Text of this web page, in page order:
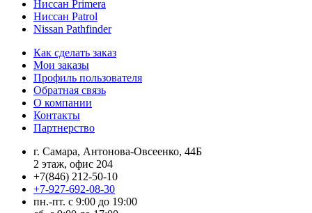
Ниссан Primera
Ниссан Patrol
Nissan Pathfinder
Как сделать заказ
Мои заказы
Профиль пользователя
Обратная связь
О компании
Контакты
Партнерство
г. Самара, Антонова-Овсеенко, 44Б
2 этаж, офис 204
+7(846) 212-50-10
+7-927-692-08-30
пн.-пт. с 9:00 до 19:00